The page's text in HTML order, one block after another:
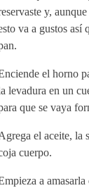
y,
va a gustos así
el horno
levadura en un
que se vaya
el aceite, la
cuerpo.
a